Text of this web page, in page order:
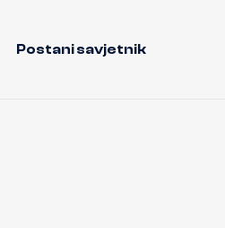
Postani savjetnik